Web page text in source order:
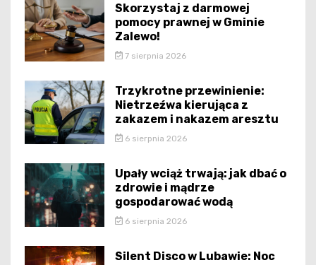
Skorzystaj z darmowej
pomocy prawnej w Gminie
Zalewo!
7 sierpnia 2026
Trzykrotne przewinienie:
Nietrzeźwa kierująca z
zakazem i nakazem aresztu
6 sierpnia 2026
Upały wciąż trwają: jak dbać o
zdrowie i mądrze
gospodarować wodą
6 sierpnia 2026
Silent Disco w Lubawie: Noc